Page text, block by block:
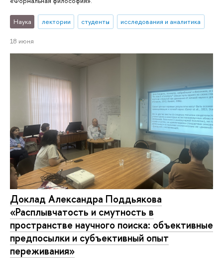
Наука лектории студенты исследования и аналитика
18 июня
Доклад Александра Поддьякова
«Расплывчатость и смутность в
пространстве научного поиска: объективные
предпосылки и субъективный опыт
переживания»